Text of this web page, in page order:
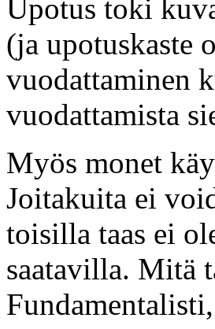
Upotus toki
(ja upotuskaste
vuodattaminen
vuodattamista
Myös monet
Joitakuita ei
toisilla taas ei
saatavilla. Mitä